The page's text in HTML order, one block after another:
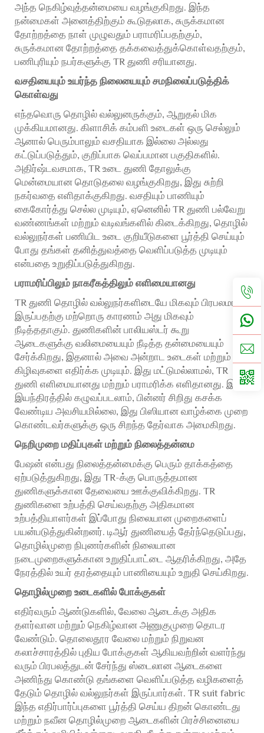
அந்த நெகிழ்வுத்தன்மையை வழங்குகிறது. இந்த
நன்மைகள் அனைத்திற்கும் கூடுதலாக, சுருக்கமான
தோற்றத்தை நாள் முழுவதும் பராமரிப்பதற்கும்,
சுருக்கமான தோற்றத்தை தக்கவைத்துக்கொள்வதற்கும்,
பணிபுரியும் நபர்களுக்கு TR துணி சரியானது.
வசதியையும் உயர்ந்த நிலையையும் சமநிலைப்படுத்திக்
கொள்வது
எந்தவொரு தொழில் வல்லுனருக்கும், ஆறுதல் மிக
முக்கியமானது. கிளாசிக் கம்பளி உடைகள் ஒரு செல்லும்
ஆனால் பெரும்பாலும் வசதியாக இல்லை அல்லது
கட்டுப்படுத்தும், குறிப்பாக வெப்பமான பகுதிகளில்.
அதிர்ஷ்டவசமாக, TR உடை துணி தோலுக்கு
மென்மையான தொடுதலை வழங்குகிறது, இது சுற்றி
நகர்வதை எளிதாக்குகிறது. வசதியும் பாணியும்
கைகோர்த்து செல்ல முடியும், ஏனெனில் TR துணி பல்வேறு
வண்ணங்கள் மற்றும் வடிவங்களில் கிடைக்கிறது, தொழில்
வல்லுநர்கள் பணியிட உடை குறியீடுகளை பூர்த்தி செய்யும்
போது தங்கள் தனித்துவத்தை வெளிப்படுத்த முடியும்
என்பதை உறுதிப்படுத்துகிறது.
பராமரிப்பிலும் நாகரீகத்திலும் எளிமையானது
TR துணி தொழில் வல்லுநர்களிடையே மிகவும் பிரபலமாக
இருப்பதற்கு மற்றொரு காரணம் அது மிகவும்
நீடித்ததாகும். துணிகளின் பாலியஸ்டர் கூறு
ஆடைகளுக்கு வலிமையையும் நீடித்த தன்மையையும்
சேர்க்கிறது, இதனால் அவை அன்றாட உடைகள் மற்றும்
கிழிவுகளை எதிர்க்க முடியும். இது மட்டுமல்லாமல், TR
துணி எளிமையானது மற்றும் பராமரிக்க எளிதானது. இது
இயந்திரத்தில் கழுவப்படலாம், பின்னர் சிறிது கசக்க
வேண்டிய அவசியமில்லை, இது பிஸியான வாழ்க்கை முறை
கொண்டவர்களுக்கு ஒரு சிறந்த தேர்வாக அமைகிறது.
நெறிமுறை மதிப்புகள் மற்றும் நிலைத்தன்மை
பேஷன் என்பது நிலைத்தன்மைக்கு பெரும் தாக்கத்தை
ஏற்படுத்துகிறது, இது TR-க்கு பொருத்தமான
துணிகளுக்கான தேவையை ஊக்குவிக்கிறது. TR
துணிகளை உற்பத்தி செய்வதற்கு அதிகமான
உற்பத்தியாளர்கள் இப்போது நிலையான முறைகளைப்
பயன்படுத்துகின்றனர். டிஆர் துணியைத் தேர்ந்தெடுப்பது,
தொழில்முறை நிபுணர்களின் நிலையான
நடைமுறைகளுக்கான உறுதிப்பாட்டை ஆதரிக்கிறது, அதே
நேரத்தில் உயர் தரத்தையும் பாணியையும் உறுதி செய்கிறது.
தொழில்முறை உடைகளில் போக்குகள்
எதிர்வரும் ஆண்டுகளில், வேலை ஆடைக்கு அதிக
தளர்வான மற்றும் நெகிழ்வான அணுகுமுறை தொடர
வேண்டும். தொலைதூர வேலை மற்றும் நிறுவன
கலாச்சாரத்தில் புதிய போக்குகள் ஆகியவற்றின் வளர்ந்து
வரும் பிரபலத்துடன் சேர்ந்து ஸ்டைலான ஆடைகளை
அணிந்து கொண்டு தங்களை வெளிப்படுத்த வழிகளைத்
தேடும் தொழில் வல்லுநர்கள் இருப்பார்கள். TR suit fabric
இந்த எதிர்பார்ப்புகளை பூர்த்தி செய்ய திறன் கொண்டது
மற்றும் நவீன தொழில்முறை ஆடைகளின் பிரச்சினையை